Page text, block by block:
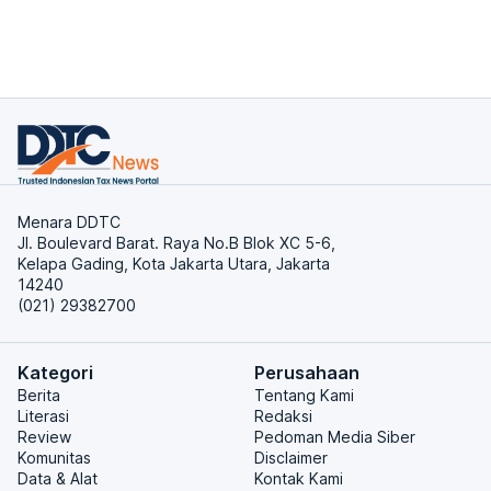
Menara DDTC
Jl. Boulevard Barat. Raya No.B Blok XC 5-6,
Kelapa Gading, Kota Jakarta Utara, Jakarta
14240
(021) 29382700
Kategori
Berita
Literasi
Review
Komunitas
Data & Alat
Perusahaan
Tentang Kami
Redaksi
Pedoman Media Siber
Disclaimer
Kontak Kami